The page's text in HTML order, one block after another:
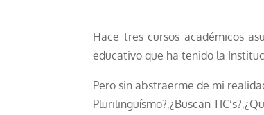
Hace tres cursos académicos
educativo que ha tenido la
Pero sin abstraerme de mi
Plurilingüísmo?,¿Buscan